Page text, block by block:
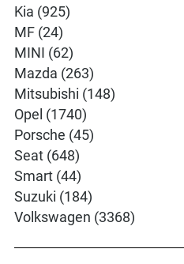
Kia (925)
MF (24)
MINI (62)
Mazda (263)
Mitsubishi (148)
Opel (1740)
Porsche (45)
Seat (648)
Smart (44)
Suzuki (184)
Volkswagen (3368)